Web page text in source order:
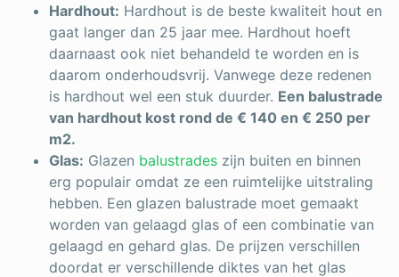
Hardhout: Hardhout is de beste kwaliteit hout en
gaat langer dan 25 jaar mee. Hardhout hoeft
daarnaast ook niet behandeld te worden en is
daarom onderhoudsvrij. Vanwege deze redenen
is hardhout wel een stuk duurder. Een balustrade
van hardhout kost rond de € 140 en € 250 per
m2.
Glas: Glazen balustrades zijn buiten en binnen
erg populair omdat ze een ruimtelijke uitstraling
hebben. Een glazen balustrade moet gemaakt
worden van gelaagd glas of een combinatie van
gelaagd en gehard glas. De prijzen verschillen
doordat er verschillende diktes van het glas